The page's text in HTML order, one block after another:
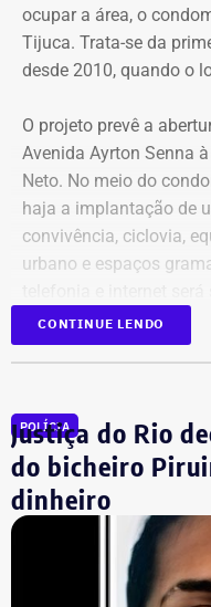
Declarações de
Declarações de
mil.
ocupar a área, o
Tijuca. Trata-se da
desde 2010, quando o
O projeto prevê a
Avenida Ayrton Senna
Neto. No meio do
haja a implantação de
convivência, ciclovia,
urbano e espaços
condomínio deve ter
bicicletários, com
A intervenção também
infraestrutura
telecomunicações e
mantida por uma
conservação e
O projeto imobiliário,
CONTINUE LENDO
POLÍCIA
Justiça do Rio
do bicheiro
dinheiro